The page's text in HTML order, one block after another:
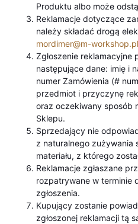
Produktu albo może
Reklamacje dotyczące
należy składać drogą
mordimer@m-workshop.pl
Zgłoszenie reklamacyjne
następujące dane: imię i
numer Zamówienia (#
przedmiot i przyczynę
oraz oczekiwany sposób
Sklepu.
Sprzedający nie
z naturalnego zużywania
materiału, z którego
Reklamacje zgłaszane
rozpatrywane w terminie
zgłoszenia.
Kupujący zostanie
zgłoszonej reklamacji tą